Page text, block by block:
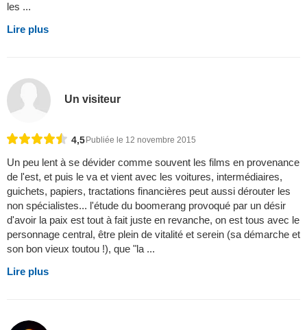
les ...
Lire plus
Un visiteur
4,5Publiée le 12 novembre 2015
Un peu lent à se dévider comme souvent les films en provenance
de l'est, et puis le va et vient avec les voitures, intermédiaires,
guichets, papiers, tractations financières peut aussi dérouter les
non spécialistes... l'étude du boomerang provoqué par un désir
d'avoir la paix est tout à fait juste en revanche, on est tous avec le
personnage central, être plein de vitalité et serein (sa démarche et
son bon vieux toutou !), que "la ...
Lire plus